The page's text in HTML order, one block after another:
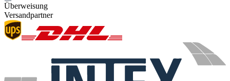
Überweisung
Versandpartner